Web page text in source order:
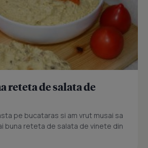
reteta de salata de
pe bucataras si am vrut musai sa
buna reteta de salata de vinete din